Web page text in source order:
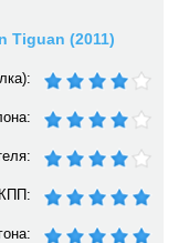
Tiguan (2011)